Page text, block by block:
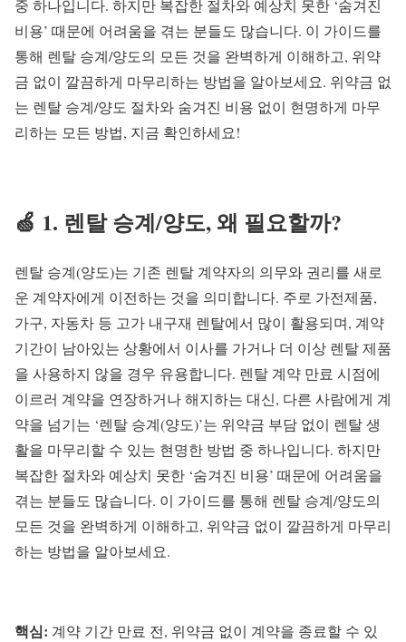
중 하나입니다. 하지만 복잡한 절차와 예상치 못한 ‘숨겨진
비용’ 때문에 어려움을 겪는 분들도 많습니다. 이 가이드를
통해 렌탈 승계/양도의 모든 것을 완벽하게 이해하고, 위약
금 없이 깔끔하게 마무리하는 방법을 알아보세요. 위약금 없
는 렌탈 승계/양도 절차와 숨겨진 비용 없이 현명하게 마무
리하는 모든 방법, 지금 확인하세요!
🍏 1. 렌탈 승계/양도, 왜 필요할까?
렌탈 승계(양도)는 기존 렌탈 계약자의 의무와 권리를 새로
운 계약자에게 이전하는 것을 의미합니다. 주로 가전제품,
가구, 자동차 등 고가 내구재 렌탈에서 많이 활용되며, 계약
기간이 남아있는 상황에서 이사를 가거나 더 이상 렌탈 제품
을 사용하지 않을 경우 유용합니다. 렌탈 계약 만료 시점에
이르러 계약을 연장하거나 해지하는 대신, 다른 사람에게 계
약을 넘기는 ‘렌탈 승계(양도)’는 위약금 부담 없이 렌탈 생
활을 마무리할 수 있는 현명한 방법 중 하나입니다. 하지만
복잡한 절차와 예상치 못한 ‘숨겨진 비용’ 때문에 어려움을
겪는 분들도 많습니다. 이 가이드를 통해 렌탈 승계/양도의
모든 것을 완벽하게 이해하고, 위약금 없이 깔끔하게 마무리
하는 방법을 알아보세요.
핵심: 계약 기간 만료 전, 위약금 없이 계약을 종료할 수 있